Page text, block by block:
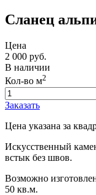
Сланец
Цена
2 000 руб.
В наличии
Кол-во м2
Заказать
Цена указана за
Искусственный
встык без швов.
Возможно
50 кв.м.